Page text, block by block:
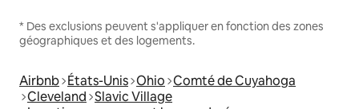
* Des exclusions peuvent s'appliquer en fonction des zones
géographiques et des logements.
Airbnb États-Unis Ohio Comté de Cuyahoga
Cleveland Slavic Village